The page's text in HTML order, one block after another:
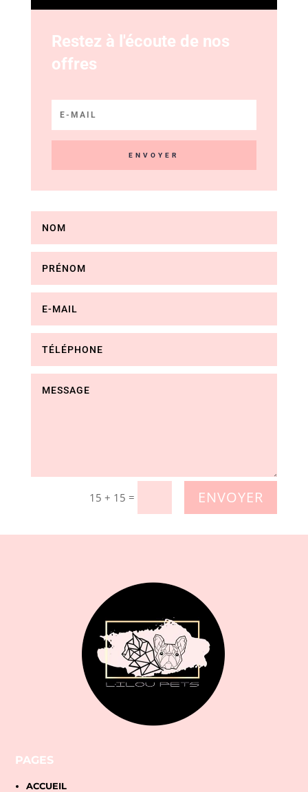
Restez à l'écoute de nos
offres
ENVOYER
15 + 15 = ENVOYER
PAGES
ACCUEIL